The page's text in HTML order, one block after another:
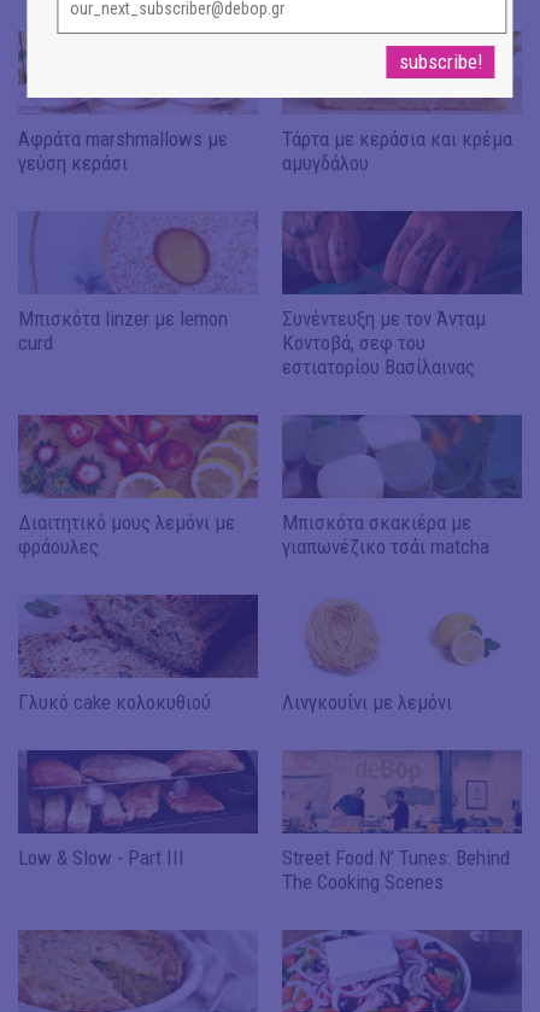
Αφράτα marshmallows με
γεύση κεράσι
Τάρτα με κεράσια και κρέμα
αμυγδάλου
Μπισκότα linzer με lemon
curd
Συνέντευξη με τον Άνταμ
Κοντοβά, σεφ του
εστιατορίου Βασίλαινας
Διαιτητικό μους λεμόνι με
φράουλες
Μπισκότα σκακιέρα με
γιαπωνέζικο τσάι matcha
Γλυκό cake κολοκυθιού Λινγκουίνι με λεμόνι
Low & Slow - Part III
Street Food N’ Tunes: Behind
The Cooking Scenes